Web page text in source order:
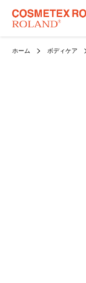
ホーム ボディケア